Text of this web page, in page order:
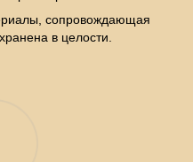
сопровождающая
в целости.